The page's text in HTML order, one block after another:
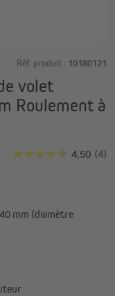
Réf. produit : 10180121
volet
Roulement à
mm (diamètre